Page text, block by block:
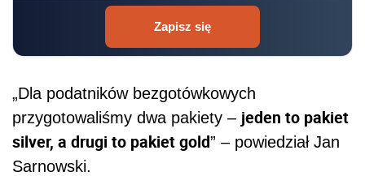
Zapisz się
„Dla podatników bezgotówkowych
przygotowaliśmy dwa pakiety – jeden to pakiet
silver, a drugi to pakiet gold” – powiedział Jan
Sarnowski.